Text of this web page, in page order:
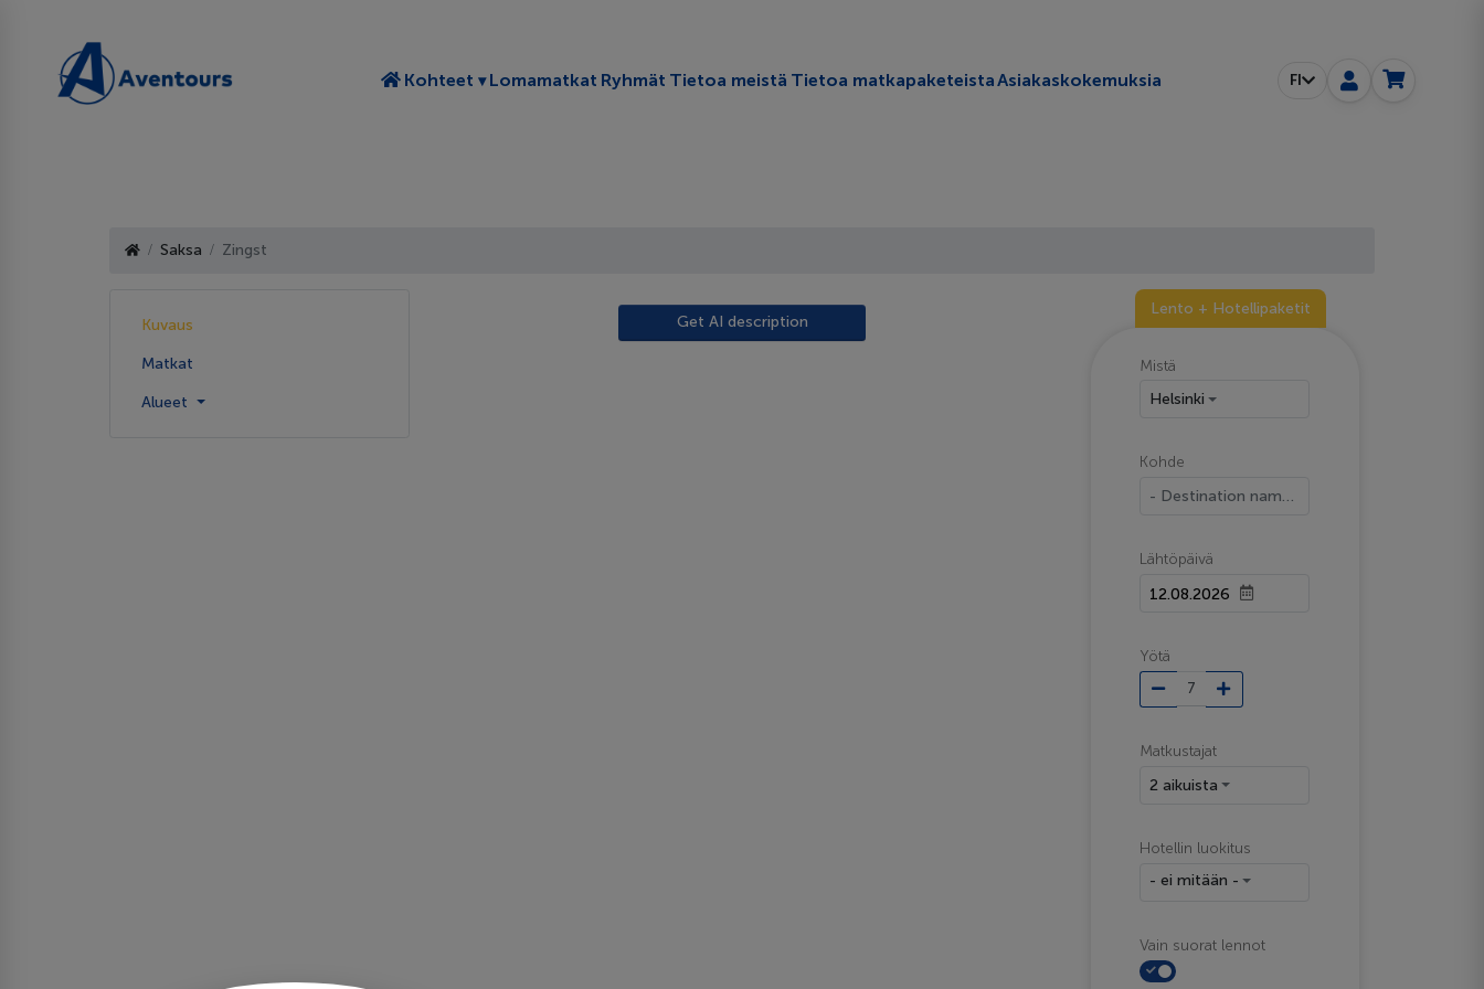
Kohteet Toggle submenu
Lomamatkat Ryhmät Tietoa meistä Tietoa matkapaketeistaAsiakaskokemuksia FI
Saksa Zingst
Kuvaus
Matkat
Alueet
Get AI description
Lento + Hotellipaketit
Mistä
Helsinki
Kohde
- Destination name -
Lähtöpäivä
Yötä
Matkustajat
2 aikuista
Hotellin luokitus
- ei mitään -
Vain suorat lennot